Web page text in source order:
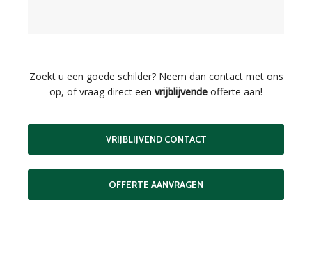
Zoekt u een goede schilder? Neem dan contact met ons
op, of vraag direct een vrijblijvende offerte aan!
VRIJBLIJVEND CONTACT
OFFERTE AANVRAGEN